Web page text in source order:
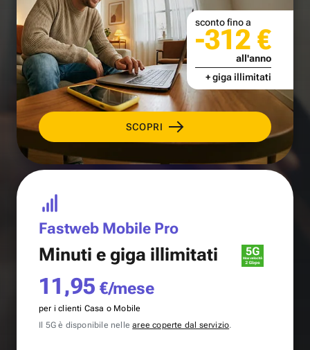
SCOPRI
sconto fino a
-312 €
all'anno
+ giga illimitati
Fastweb Mobile Pro
Minuti e giga illimitati
11,95 €/mese
per i clienti Casa o Mobile
Il 5G è disponibile nellearee coperte dal servizio.